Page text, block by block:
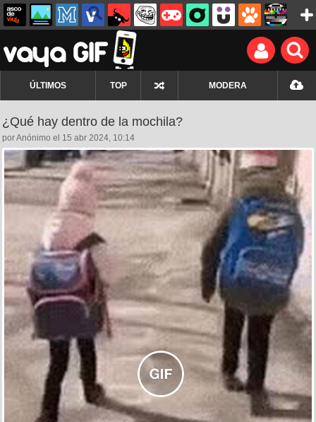
ÚLTIMOS TOP MODERA
¿Qué hay dentro de la mochila?
por Anónimo el 15 abr 2024, 10:14